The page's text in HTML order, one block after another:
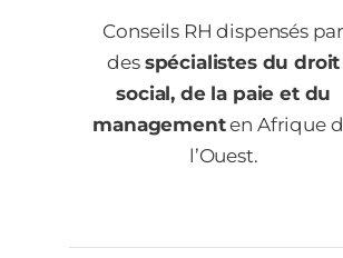
Conseils RH dispensés par
des spécialistes du droit
social, de la paie et du
managementen Afrique
l’Ouest.